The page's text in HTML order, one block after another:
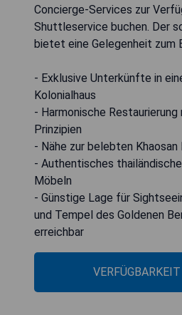
Concierge-Services zur
Shuttleservice buchen. Der
bietet eine Gelegenheit zum
- Exklusive Unterkünfte in
Kolonialhaus
- Harmonische Restaurierung
Prinzipien
- Nähe zur belebten
- Authentisches
Möbeln
- Günstige Lage für
und Tempel des Goldenen
erreichbar